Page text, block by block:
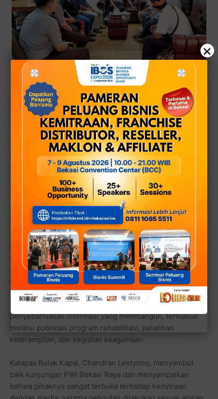
“PWI Bekasi Raya ingin membangun hubungan yang
konstruktif dengan seluruh institusi, termasuk Lapas
Bulak Kapal.
Media memiliki peran penting dalam menyampaikan
informasi yang berimbang, sekaligus mendorong
transparansi dan akuntabilitas,” kata Ade.
Baca juga:Kapan Sedot WC Gratis Pasca Banjir?
BLUD UPTD Kota Bekasi Menjawab
Dalam audiensi tersebut, PWI Bekasi Raya juga
memberikan apresiasi atas berbagai program pembinaan
dan pemberdayaan warga binaan yang telah dilakukan
oleh pihak Lapas.
PWI menegaskan komitmennya untuk mendukung
penyebarluasan informasi yang membangun, termasuk
melalui publikasi program rehabilitasi, pelatihan
keterampilan, dan kegiatan keagamaan.
Kalapas Bulak Kapal, Chandran Lestyono, menyambut
baik kunjungan PWI Bekasi Raya dan menyampaikan
bahwa pihaknya sangat terbuka terhadap kemitraan
×